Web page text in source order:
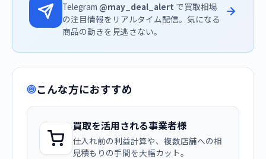
Telegram @may_deal_alert で買取相場
の注目情報をリアルタイム配信。気になる
商品の動きを見逃さない。
こんな方におすすめ
買取を活用される事業者様
仕入れ前の利益計算や、複数店舗への相
見積もりの手間を大幅カット。